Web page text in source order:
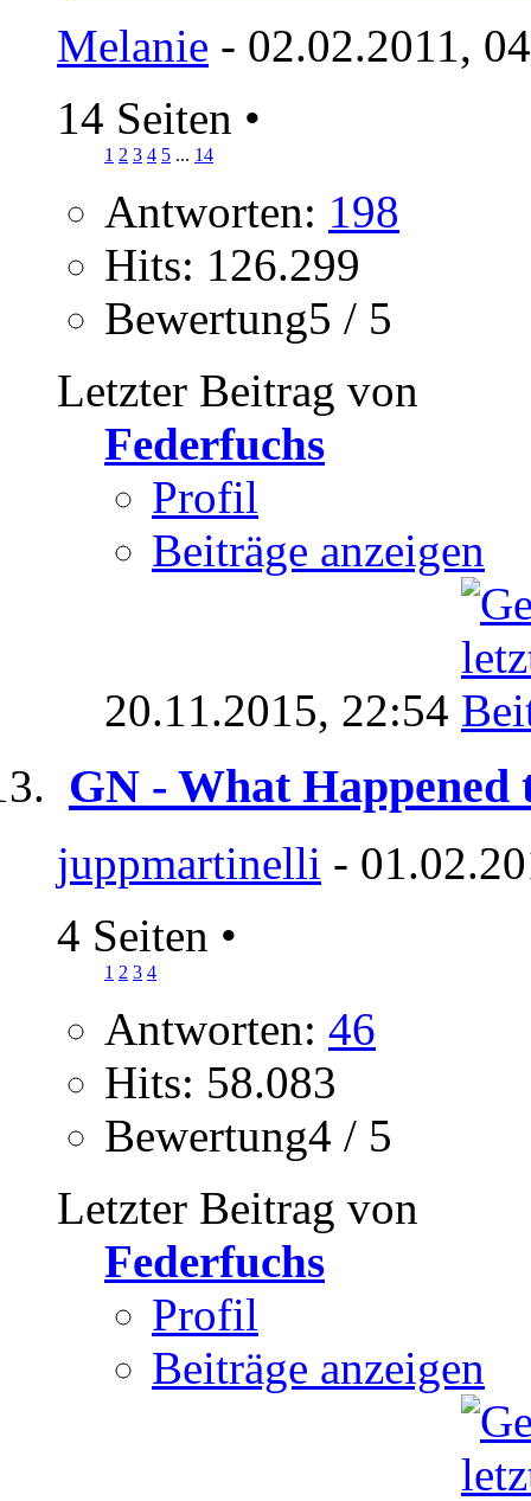
Melanie - 02.02.2011,
14 Seiten •
1 2 3 4 5 ... 14
Antworten: 198
Hits: 126.299
Bewertung5 / 5
Letzter Beitrag von
Federfuchs
Profil
Beiträge anzeigen
20.11.2015, 22:54
GN - What Happened
juppmartinelli -
4 Seiten •
1 2 3 4
Antworten: 46
Hits: 58.083
Bewertung4 / 5
Letzter Beitrag von
Federfuchs
Profil
Beiträge anzeigen